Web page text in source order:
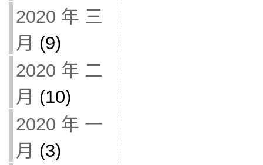
2020 年 三
月 (9)
2020 年 二
月 (10)
2020 年 一
月 (3)